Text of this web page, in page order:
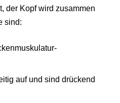
der Kopf wird zusammen
sind:
auf und sind drückend